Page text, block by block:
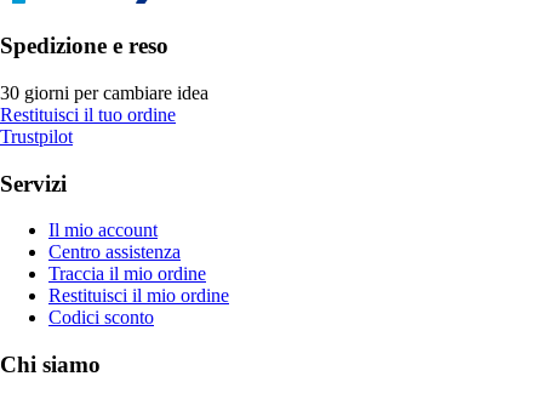
Spedizione e reso
30 giorni per cambiare idea
Restituisci il tuo ordine
Trustpilot
Servizi
Il mio account
Centro assistenza
Traccia il mio ordine
Restituisci il mio ordine
Codici sconto
Chi siamo